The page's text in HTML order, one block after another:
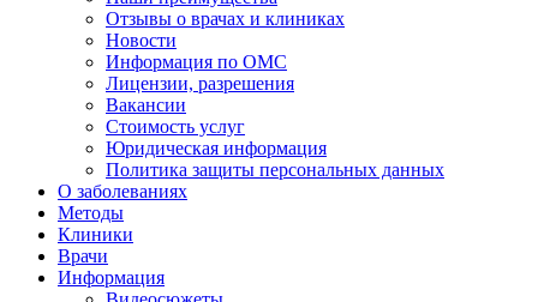
Отзывы о врачах и клиниках
Новости
Информация по ОМС
Лицензии, разрешения
Вакансии
Стоимость услуг
Юридическая информация
Политика защиты персональных данных
О заболеваниях
Методы
Клиники
Врачи
Информация